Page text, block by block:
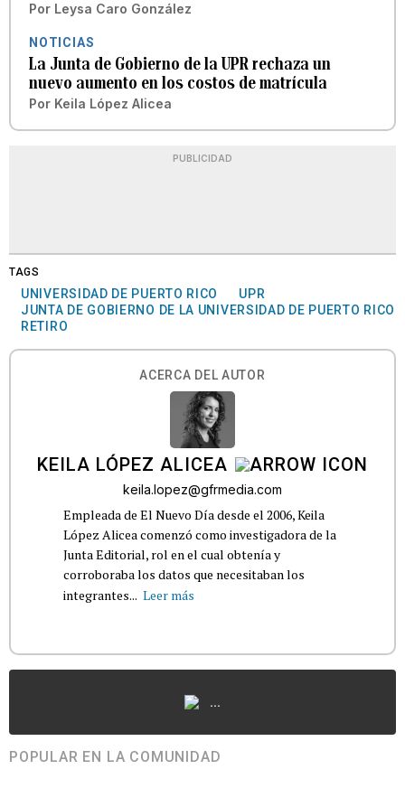
Por Leysa Caro González
NOTICIAS
La Junta de Gobierno de la UPR rechaza un
nuevo aumento en los costos de matrícula
Por Keila López Alicea
PUBLICIDAD
TAGS
UNIVERSIDAD DE PUERTO RICO
UPR
JUNTA DE GOBIERNO DE LA UNIVERSIDAD DE PUERTO RICO
RETIRO
ACERCA DEL AUTOR
KEILA LÓPEZ ALICEA
keila.lopez@gfrmedia.com
Empleada de El Nuevo Día desde el 2006, Keila
López Alicea comenzó como investigadora de la
Junta Editorial, rol en el cual obtenía y
corroboraba los datos que necesitaban los
integrantes... Leer más
...
POPULAR EN LA COMUNIDAD